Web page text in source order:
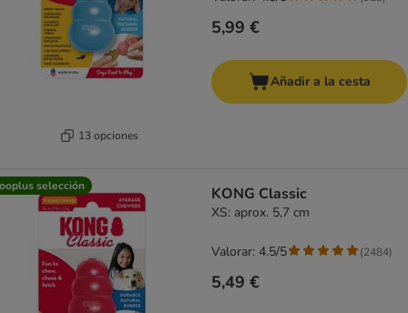
13 opciones
5,99 €
Añadir a la cesta
selección KONG Classic
XS: aprox. 5,7 cm
5,49 €
Valorar: 4.5/5 (2484)